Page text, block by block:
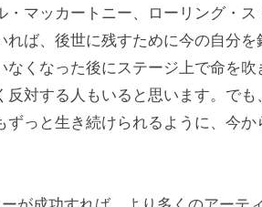
・マッカートニー、ローリング・
ば、後世に残すために今の自分を
くなった後にステージ上で命を吹
反対する人もいると思います。で
ずっと生き続けられるように、今